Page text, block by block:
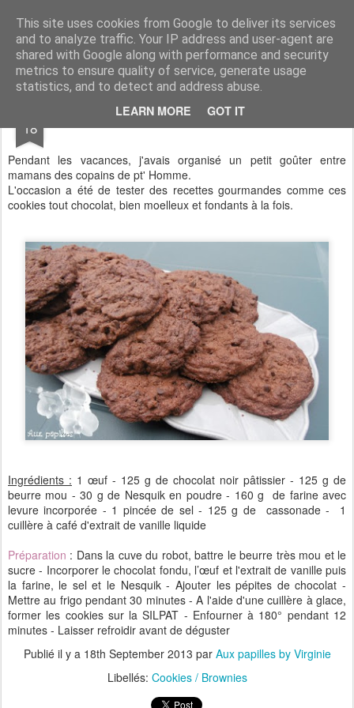
This site uses cookies from Google to deliver its services
and to analyze traffic. Your IP address and user-agent are
shared with Google along with performance and security
metrics to ensure quality of service, generate usage
statistics, and to detect and address abuse.
LEARN MORE GOT IT
Aux papilles by Virginie
18 Cookies tout chocolat
Pendant les vacances, j'avais organisé un petit goûter entre
mamans des copains de pt' Homme.
L'occasion a été de tester des recettes gourmandes comme ces
cookies tout chocolat, bien moelleux et fondants à la fois.
Ingrédients : 1 œuf - 125 g de chocolat noir pâtissier - 125 g de
beurre mou - 30 g de Nesquik en poudre - 160 g de farine avec
levure incorporée - 1 pincée de sel - 125 g de cassonade - 1
cuillère à café d'extrait de vanille liquide
Préparation : Dans la cuve du robot, battre le beurre très mou et le
sucre - Incorporer le chocolat fondu, l’œuf et l'extrait de vanille puis
la farine, le sel et le Nesquik - Ajouter les pépites de chocolat -
Mettre au frigo pendant 30 minutes - A l'aide d'une cuillère à glace,
former les cookies sur la SILPAT - Enfourner à 180° pendant 12
minutes - Laisser refroidir avant de déguster
Publié il y a 18th September 2013 par Aux papilles by Virginie
Libellés: Cookies / Brownies